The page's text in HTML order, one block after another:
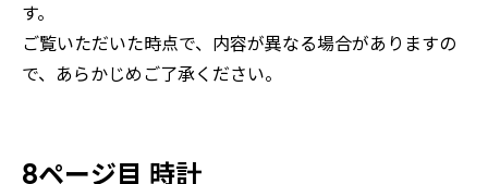
す。
ご覧いただいた時点で、内容が異なる場合がありますの
で、あらかじめご了承ください。
8ページ目 時計